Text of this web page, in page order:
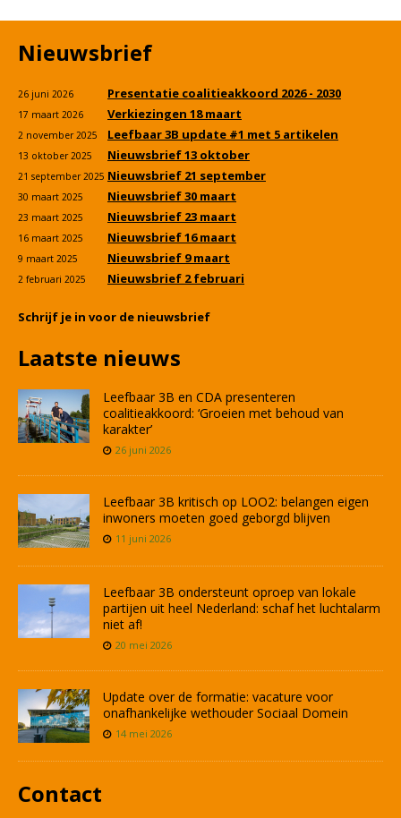
Nieuwsbrief
26 juni 2026 Presentatie coalitieakkoord 2026 - 2030
17 maart 2026 Verkiezingen 18 maart
2 november 2025 Leefbaar 3B update #1 met 5 artikelen
13 oktober 2025 Nieuwsbrief 13 oktober
21 september 2025 Nieuwsbrief 21 september
30 maart 2025 Nieuwsbrief 30 maart
23 maart 2025 Nieuwsbrief 23 maart
16 maart 2025 Nieuwsbrief 16 maart
9 maart 2025 Nieuwsbrief 9 maart
2 februari 2025 Nieuwsbrief 2 februari
Schrijf je in voor de nieuwsbrief
Laatste nieuws
Leefbaar 3B en CDA presenteren
coalitieakkoord: ‘Groeien met behoud van
karakter’
26 juni 2026
Leefbaar 3B kritisch op LOO2: belangen eigen
inwoners moeten goed geborgd blijven
11 juni 2026
Leefbaar 3B ondersteunt oproep van lokale
partijen uit heel Nederland: schaf het luchtalarm
niet af!
20 mei 2026
Update over de formatie: vacature voor
onafhankelijke wethouder Sociaal Domein
14 mei 2026
Contact